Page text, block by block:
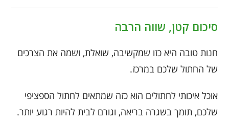
סיכום קטן, שווה הרבה
חנות טובה היא כזו שמקשיבה, שואלת, ושמה את הצרכים
של החתול שלכם במרכז.
אוכל איכותי לחתולים הוא כזה שמתאים לחתול הספציפי
שלכם, תומך בשגרה בריאה, וגורם לבית להיות רגוע יותר.